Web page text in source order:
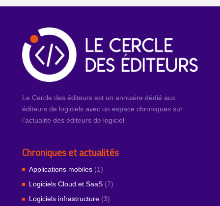
Le Cercle des éditeurs est un annuaire dédié aux
éditeurs de logiciels avec un espace chroniques sur
l’actualité des éditeurs de logiciel
Chroniques et actualités
Applications mobiles(1)
Logiciels Cloud et SaaS(7)
Logiciels infrastructure(3)